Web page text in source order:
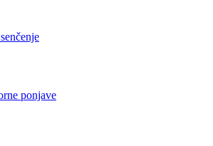
ponjave